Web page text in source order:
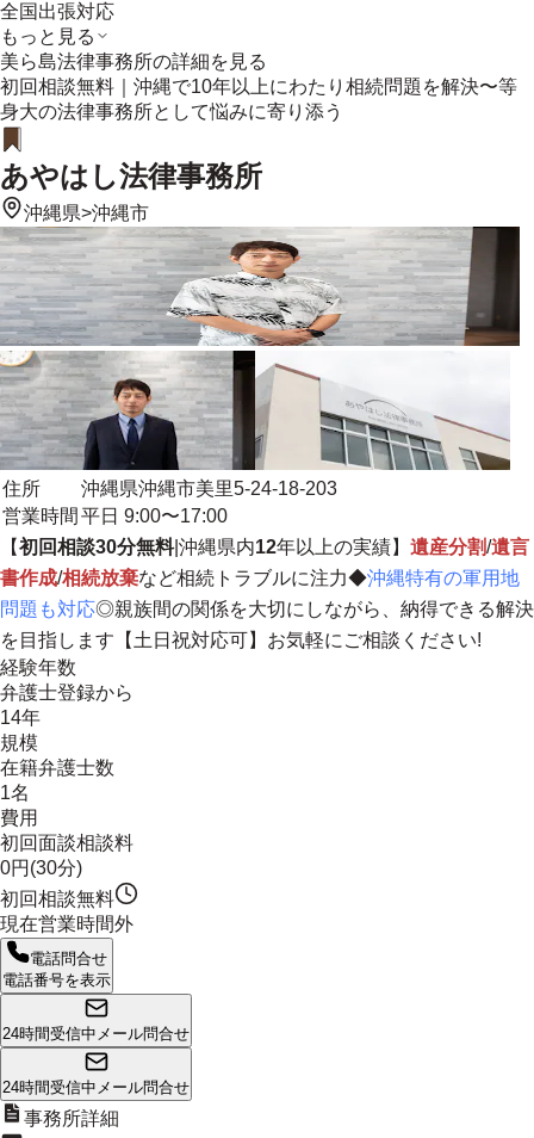
全国出張対応
もっと見る
美ら島法律事務所の詳細を見る
初回相談無料｜沖縄で10年以上にわたり相続問題を解決〜等
身大の法律事務所として悩みに寄り添う
あやはし法律事務所
沖縄県>沖縄市
住所
沖縄県沖縄市美里5-24-18-203
営業時間 平日 9:00〜17:00
【初回相談30分無料|沖縄県内12年以上の実績】 遺産分割/遺言
書作成/相続放棄など相続トラブルに注力◆沖縄特有の軍用地
問題も対応◎親族間の関係を大切にしながら、納得できる解決
を目指します 【土日祝対応可】お気軽にご相談ください!
経験年数
弁護士登録から
14年
規模
在籍弁護士数
1名
費用
初回面談相談料
0円(30分)
初回相談無料
現在営業時間外
電話問合せ
電話番号を表示
24時間受信中 メール問合せ
24時間受信中 メール問合せ
事務所詳細